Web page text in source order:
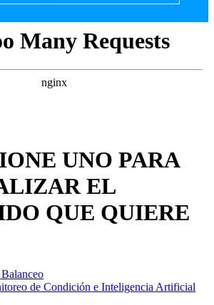
UNO PARA
EL
QUE QUIERE
de Condición e Inteligencia Artificial